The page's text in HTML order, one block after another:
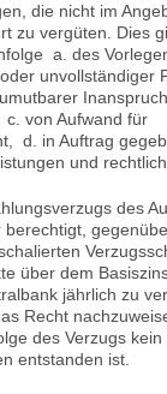
die nicht im
zu vergüten. Dies
a. des
unvollständiger
von Aufwand für
d. in Auftrag
und
des
über dem
jährlich zu
Recht
des Verzugs
entstanden ist.